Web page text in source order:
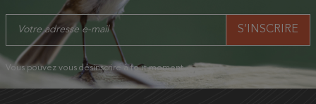
Vous pouvez vous désinscrire à tout moment.